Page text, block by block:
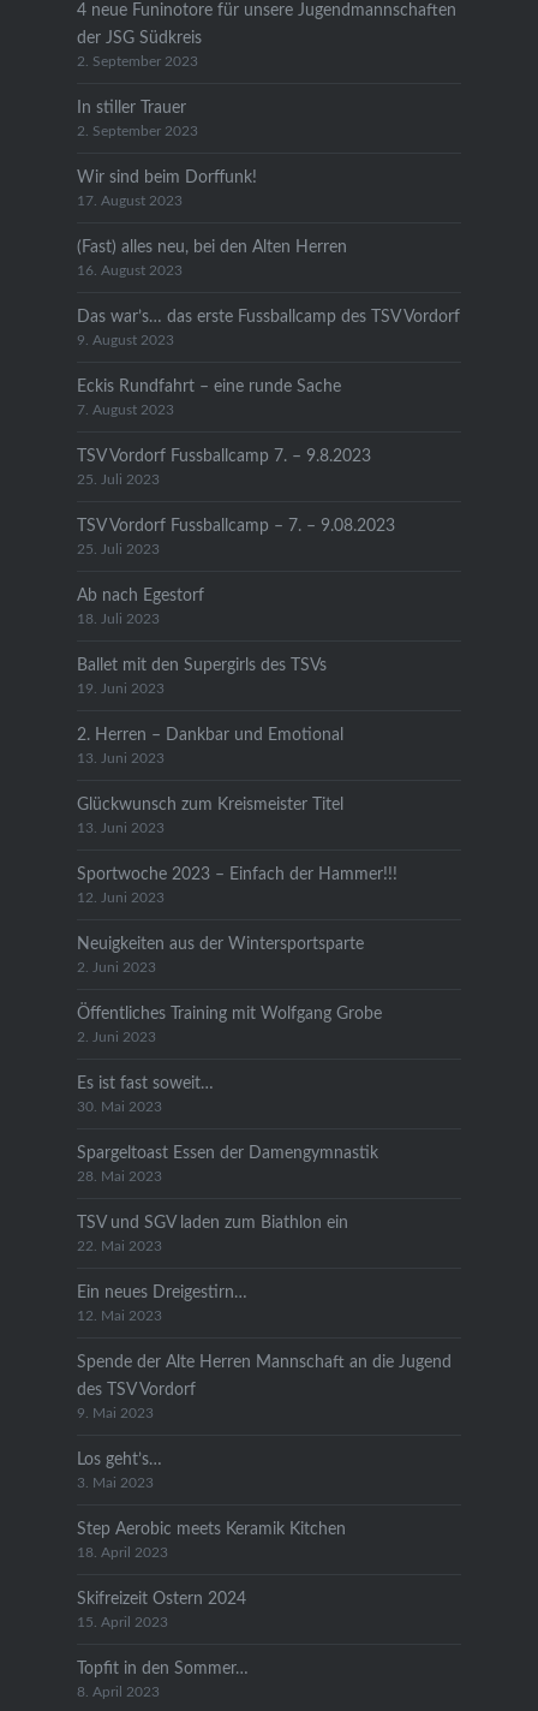
4 neue Funinotore für unsere Jugendmannschaften
der JSG Südkreis
2. September 2023
In stiller Trauer
2. September 2023
Wir sind beim Dorffunk!
17. August 2023
(Fast) alles neu, bei den Alten Herren
16. August 2023
Das war’s… das erste Fussballcamp des TSV Vordorf
9. August 2023
Eckis Rundfahrt – eine runde Sache
7. August 2023
TSV Vordorf Fussballcamp 7. – 9.8.2023
25. Juli 2023
TSV Vordorf Fussballcamp – 7. – 9.08.2023
25. Juli 2023
Ab nach Egestorf
18. Juli 2023
Ballet mit den Supergirls des TSVs
19. Juni 2023
2. Herren – Dankbar und Emotional
13. Juni 2023
Glückwunsch zum Kreismeister Titel
13. Juni 2023
Sportwoche 2023 – Einfach der Hammer!!!
12. Juni 2023
Neuigkeiten aus der Wintersportsparte
2. Juni 2023
Öffentliches Training mit Wolfgang Grobe
2. Juni 2023
Es ist fast soweit…
30. Mai 2023
Spargeltoast Essen der Damengymnastik
28. Mai 2023
TSV und SGV laden zum Biathlon ein
22. Mai 2023
Ein neues Dreigestirn…
12. Mai 2023
Spende der Alte Herren Mannschaft an die Jugend
des TSV Vordorf
9. Mai 2023
Los geht’s…
3. Mai 2023
Step Aerobic meets Keramik Kitchen
18. April 2023
Skifreizeit Ostern 2024
15. April 2023
Topfit in den Sommer…
8. April 2023